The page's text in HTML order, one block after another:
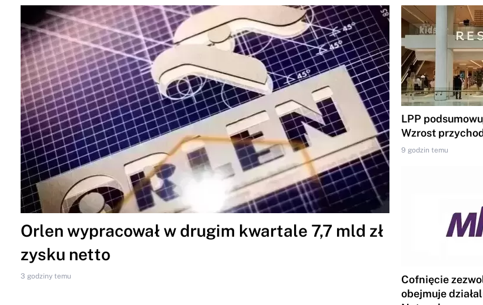
Orlen wypracował w drugim kwartale 7,7 mld zł
zysku netto
3 godziny temu
LPP
Wzrost
9 godzin temu
Cofnięcie
obejmuje